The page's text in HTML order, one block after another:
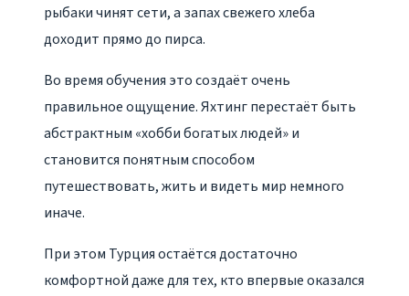
рыбаки чинят сети, а запах свежего хлеба
доходит прямо до пирса.
Во время обучения это создаёт очень
правильное ощущение. Яхтинг перестаёт быть
абстрактным «хобби богатых людей» и
становится понятным способом
путешествовать, жить и видеть мир немного
иначе.
При этом Турция остаётся достаточно
комфортной даже для тех, кто впервые оказался